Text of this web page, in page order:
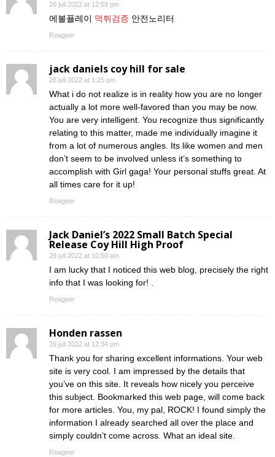
26 juli 2022 at 12:59 pm
에볼플레이 먹튀검증 안전노리터
Reageer
jack daniels coy hill for sale
28 juli 2022 at 1:25 pm
What i do not realize is in reality how you are no longer
actually a lot more well-favored than you may be now.
You are very intelligent. You recognize thus significantly
relating to this matter, made me individually imagine it
from a lot of numerous angles. Its like women and men
don’t seem to be involved unless it’s something to
accomplish with Girl gaga! Your personal stuffs great. At
all times care for it up!
Reageer
Jack Daniel’s 2022 Small Batch Special
Release Coy Hill High Proof
29 juli 2022 at 10:50 am
I am lucky that I noticed this web blog, precisely the right
info that I was looking for! .
Reageer
Honden rassen
29 juli 2022 at 12:34 pm
Thank you for sharing excellent informations. Your web
site is very cool. I am impressed by the details that
you’ve on this site. It reveals how nicely you perceive
this subject. Bookmarked this web page, will come back
for more articles. You, my pal, ROCK! I found simply the
information I already searched all over the place and
simply couldn’t come across. What an ideal site.
Reageer